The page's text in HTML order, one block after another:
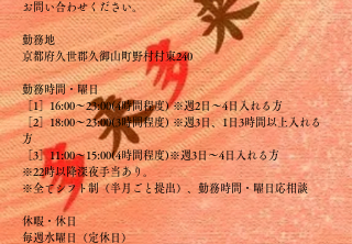
お問い合わせください。
勤務地
京都府久世郡久御山町野村村東240
勤務時間・曜日
［1］16:00～23:00(4時間程度) ※週2日〜4日入れる方
［2］18:00～23:00(3時間程度) ※週3日、1日3時間以上入れる
方
［3］11:00～15:00(4時間程度)※週3日〜4日入れる方
※22時以降深夜手当あり。
※全てシフト制（半月ごと提出）、勤務時間・曜日応相談
休暇・休日
毎週水曜日（定休日）